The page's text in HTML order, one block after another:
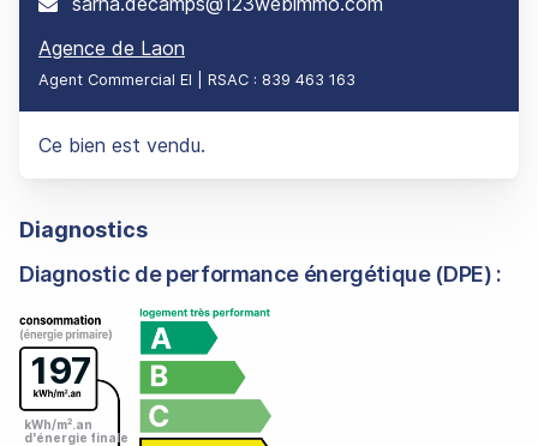
Email :
Agence de Laon
Agent Commercial EI | RSAC : 839 463 163
Ce bien est vendu.
Diagnostics
Diagnostic de performance énergétique (DPE) :
197
kWh/m2 .an
d'énergie finale